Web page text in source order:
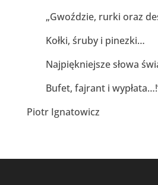
„Gwoździe, rurki oraz
Kołki, śruby i pinezki…
Najpiękniejsze słowa
Bufet, fajrant i
Piotr Ignatowicz